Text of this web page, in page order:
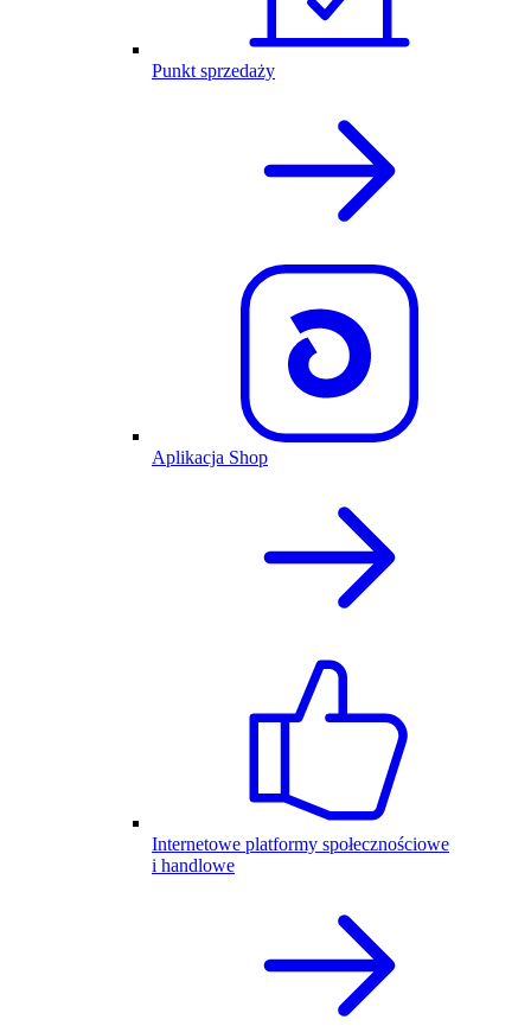
Punkt sprzedaży
Aplikacja Shop
Internetowe platformy społecznościowe
i handlowe